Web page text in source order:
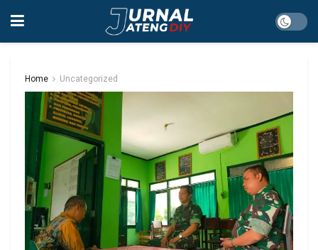
Home Uncategorized